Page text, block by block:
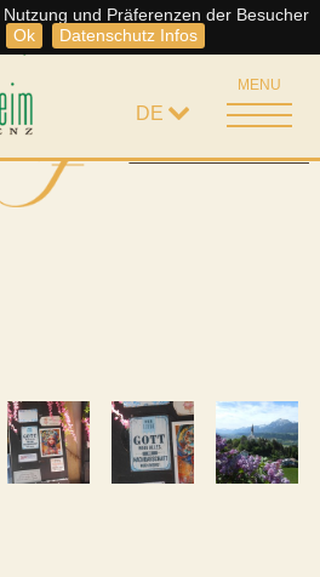
und Präferenzen der Besucher
Ok Datenschutz Infos
Regelung
DE
MENU